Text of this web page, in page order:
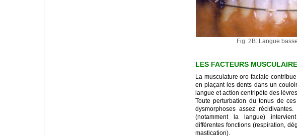
Fig. 2B: Langue basse
LES FACTEURS
La musculature oro-faciale
en plaçant les dents dans un
langue et action centripète des
Toute perturbation du tonus de
dysmorphoses assez récidivantes.
(notamment la langue)
différentes fonctions (respiration,
mastication).